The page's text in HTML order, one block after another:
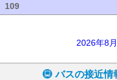
109
2026年8
バスの接近情